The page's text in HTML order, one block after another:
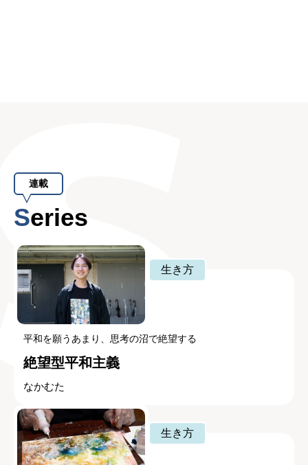
連載
Series
生き方
平和を願うあまり、思考の沼で絶望する
絶望型平和主義
なかむた
生き方